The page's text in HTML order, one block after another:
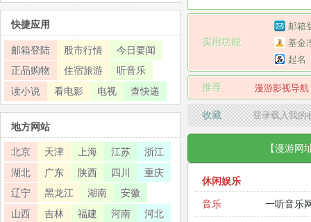
实用功能
邮箱
基金
起名
推荐 漫游影视导航
收藏 登录载入我
【漫游网
休闲娱乐
音乐
一听音乐
快捷应用
邮箱登陆 股市行情
今日要闻
正品购物
住宿旅游
听音乐
读小说
看电影 电视 查快递
地方网站
北京 天津 上海 江苏
浙江
湖北
广东 陕西 四川
重庆
辽宁
黑龙江 湖南
安徽
山西
吉林 福建 河南
河北